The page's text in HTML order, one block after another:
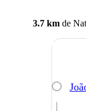
3.7 km de